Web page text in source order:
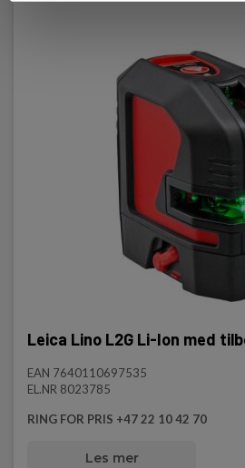
Leica Lino L2G Li-Ion med
EAN 7640110697535
EL.NR 8023785
RING FOR PRIS +47 22 10 42 70
Les mer